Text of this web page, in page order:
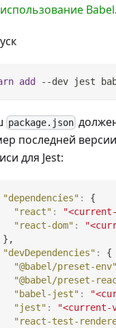
использование Babel.
add --dev jest
package.json
последней
для Jest:
"dependencies" :
{
"react" :
"react-dom" :
} ,
"devDependencies" :
{
"@babel/preset-env"
"@babel/preset-
"babel-jest" :
"jest" : "<current-
"react-test-